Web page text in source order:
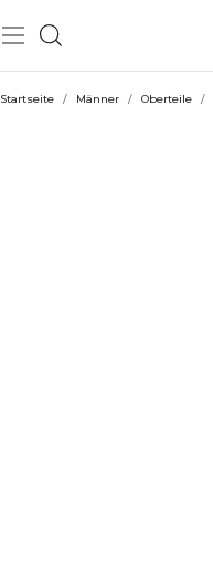
Startseite / Männer / Oberteile /